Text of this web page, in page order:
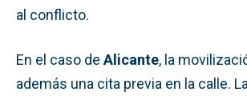
al conflicto.
En el caso de Alicante, la
además una cita previa en la calle.